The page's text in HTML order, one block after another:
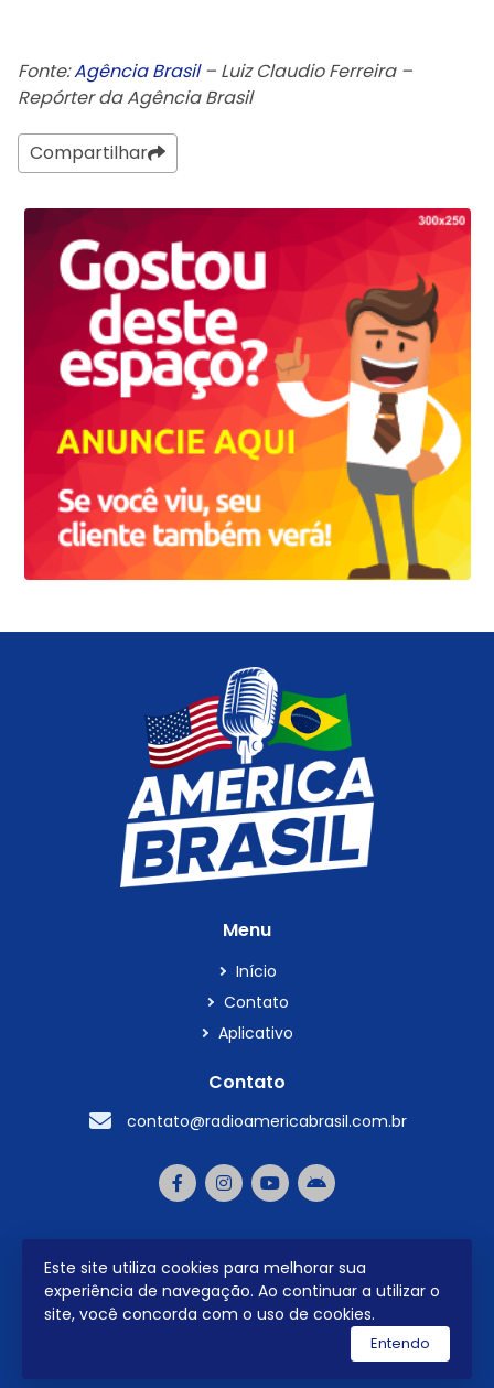
Fonte:Agência Brasil– Luiz Claudio Ferreira –
Repórter da Agência Brasil
Compartilhar
Este site utiliza cookies para melhorar sua
experiência de navegação. Ao continuar a utilizar o
site, você concorda com o uso de cookies.
Entendo
Menu
Início
Contato
Aplicativo
Contato
contato@radioamericabrasil.com.br
2026 © Todos os direitos reservados.